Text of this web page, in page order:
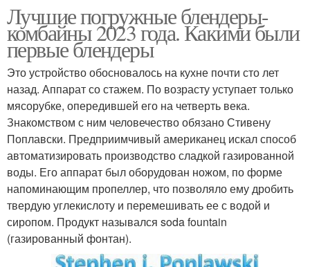
Лучшие погружные блендеры-
комбайны 2023 года. Какими были
первые блендеры
Это устройство обосновалось на кухне почти сто лет
назад. Аппарат со стажем. По возрасту уступает только
мясорубке, опередившей его на четверть века.
Знакомством с ним человечество обязано Стивену
Поплавски. Предприимчивый американец искал способ
автоматизировать производство сладкой газированной
воды. Его аппарат был оборудован ножом, по форме
напоминающим пропеллер, что позволяло ему дробить
твердую углекислоту и перемешивать ее с водой и
сиропом. Продукт назывался soda fountain
(газированный фонтан).